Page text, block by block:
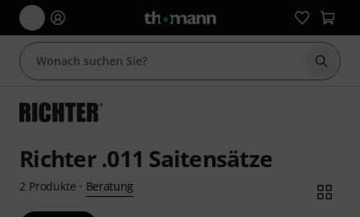
Suche
Richter .011 Saitensätze
2 Produkte · Beratung